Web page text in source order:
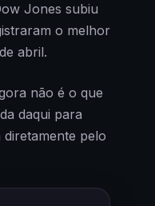
Jones subiu
o melhor
abril.
não é o que
daqui para
pelo